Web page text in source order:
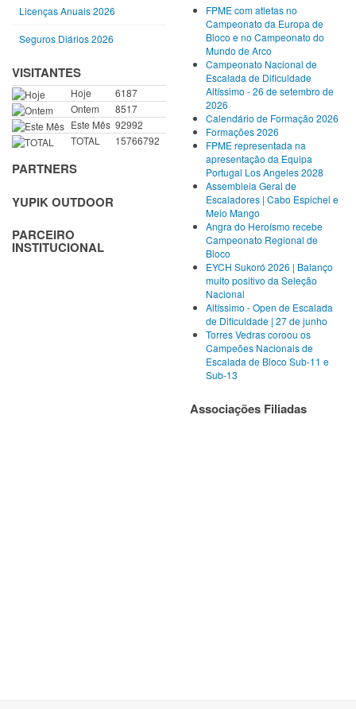
Licenças Anuais 2026
Seguros Diários 2026
VISITANTES
Hoje
6187
Ontem
8517
Este Mês 92992
TOTAL
15766792
PARTNERS
YUPIK OUTDOOR
PARCEIRO
INSTITUCIONAL
FPME com atletas no
Campeonato da Europa de
Bloco e no Campeonato do
Mundo de Arco
Campeonato Nacional de
Escalada de Dificuldade
Altíssimo - 26 de setembro de
2026
Calendário de Formação 2026
Formações 2026
FPME representada na
apresentação da Equipa
Portugal Los Angeles 2028
Assembleia Geral de
Escaladores | Cabo Espichel e
Meio Mango
Angra do Heroísmo recebe
Campeonato Regional de
Bloco
EYCH Sukoró 2026 | Balanço
muito positivo da Seleção
Nacional
Altíssimo - Open de Escalada
de Dificuldade | 27 de junho
Torres Vedras coroou os
Campeões Nacionais de
Escalada de Bloco Sub-11 e
Sub-13
Associações Filiadas